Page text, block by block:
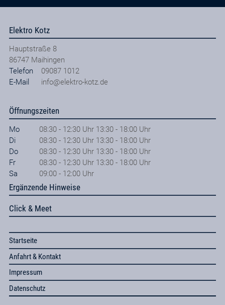
Elektro Kotz
Hauptstraße 8
86747 Maihingen
Telefon
09087 1012
E-Mail
info@elektro-kotz.de
Öffnungszeiten
Mo
08:30 - 12:30 Uhr 13:30 - 18:00 Uhr
Di
08:30 - 12:30 Uhr 13:30 - 18:00 Uhr
Do
08:30 - 12:30 Uhr 13:30 - 18:00 Uhr
Fr
08:30 - 12:30 Uhr 13:30 - 18:00 Uhr
Sa
09:00 - 12:00 Uhr
Ergänzende Hinweise
Click & Meet
Startseite
Anfahrt & Kontakt
Impressum
Datenschutz